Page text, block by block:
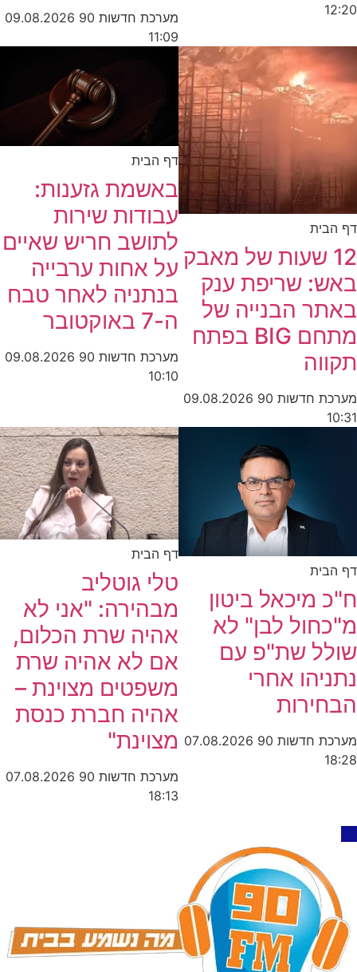
12:20
מערכת חדשות 90
09.08.2026
11:09
דף הבית
12 שעות של מאבק
באש: שריפת ענק
באתר הבנייה של
מתחם BIG בפתח
תקווה
מערכת חדשות 90
09.08.2026
10:31
דף הבית
באשמת גזענות:
עבודות שירות
לתושב חריש שאיים
על אחות ערבייה
בנתניה לאחר טבח
ה-7 באוקטובר
מערכת חדשות 90
09.08.2026
10:10
דף הבית
ח"כ מיכאל ביטון
מ"כחול לבן" לא
שולל שת"פ עם
נתניהו אחרי
הבחירות
מערכת חדשות 90
07.08.2026
18:28
דף הבית
טלי גוטליב
מבהירה: "אני לא
אהיה שרת הכלום,
אם לא אהיה שרת
משפטים מצוינת –
אהיה חברת כנסת
מצוינת"
מערכת חדשות 90
07.08.2026
18:13